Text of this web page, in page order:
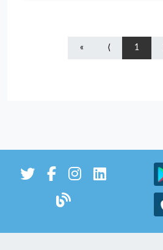
Contrato a media jornada. Horario
tardes/noches. Incorporación
de trabajo. Posibilidad de
laboral. Si estás interesado/a, envíanos tu CV y
« ⟨ 1